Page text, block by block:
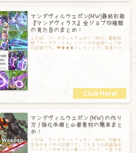
マンダヴィルウェポン(MW)最終形態
『マンダヴィラス』全ジョブ19種類
の見た目のまとめ！
これは、マンダヴィルウェポン（MW）最終形
態『マンダヴィラス』シリーズの全19ジョブ分
の記録です。▼♦♦♦ということで、早速マン
マンダヴィルウェポン (MW) の作り
方 / 強化手順と必要素材の簡単まと
め！
これは、マンダヴィルウェポン（MW）の進化
方法のまとめの記録です。これまでの武器強化
コンテンツの中でも一番シンプルで、一言でま